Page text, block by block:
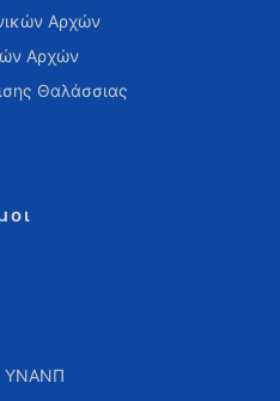
Αρχών
Αρχών
Θαλάσσιας
ΥΝΑΝΠ